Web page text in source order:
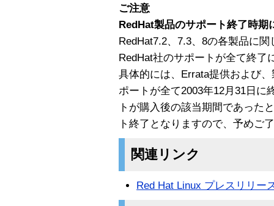
ご注意
RedHat製品のサポート終了時期
RedHat7.2、7.3、8の各製品に
RedHat社のサポートが全て終了
具体的には、Errata提供および
ポートが全て2003年12月31日に
トが購入後の該当期間であった
ト終了となりますので、予めご
関連リンク
Red Hat Linux プレスリリー